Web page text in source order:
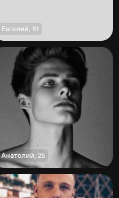
Евгений 51
Анатолий 25